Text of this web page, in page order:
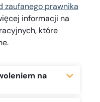
zaufanego prawnika
informacji na
które
na